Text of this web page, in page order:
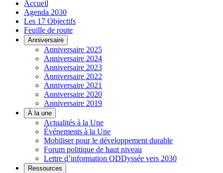
Accueil
Agenda 2030
Les 17 Objectifs
Feuille de route
Anniversaire
Anniversaire 2025
Anniversaire 2024
Anniversaire 2023
Anniversaire 2022
Anniversaire 2021
Anniversaire 2020
Anniversaire 2019
À la une
Actualités à la Une
Événements à la Une
Mobiliser pour le développement durable
Forum politique de haut niveau
Lettre d’information ODDyssée vers 2030
Ressources